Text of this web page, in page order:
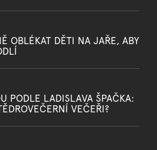
OBLÉKAT DĚTI NA JAŘE, ABY
PODLE LADISLAVA ŠPAČKA:
VEČEŘI?